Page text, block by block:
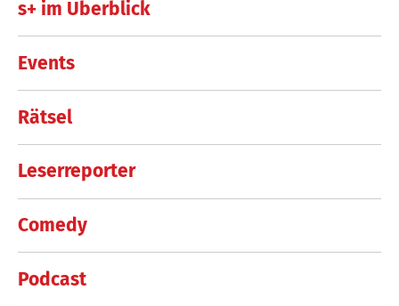
s+ im Überblick
Events
Rätsel
Leserreporter
Comedy
Podcast